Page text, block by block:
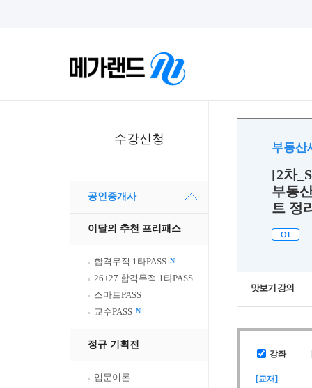
수강신청
공인중개사
이달의 추천 프리패스
합격무적 1타PASS N
26+27 합격무적 1타PASS
스마트PASS
교수PASS N
정규 기획전
입문이론
부동산
[2차
부동
트 정
맛보기 강의
강좌
[교재]